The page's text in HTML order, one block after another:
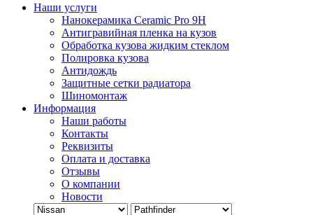
Наши услуги
Нанокерамика Ceramic Pro 9H
Антигравийная пленка на кузов
Обработка кузова жидким стеклом
Полировка кузова
Антидождь
Защитные сетки радиатора
Шиномонтаж
Информация
Наши работы
Контакты
Реквизиты
Оплата и доставка
Отзывы
О компании
Новости